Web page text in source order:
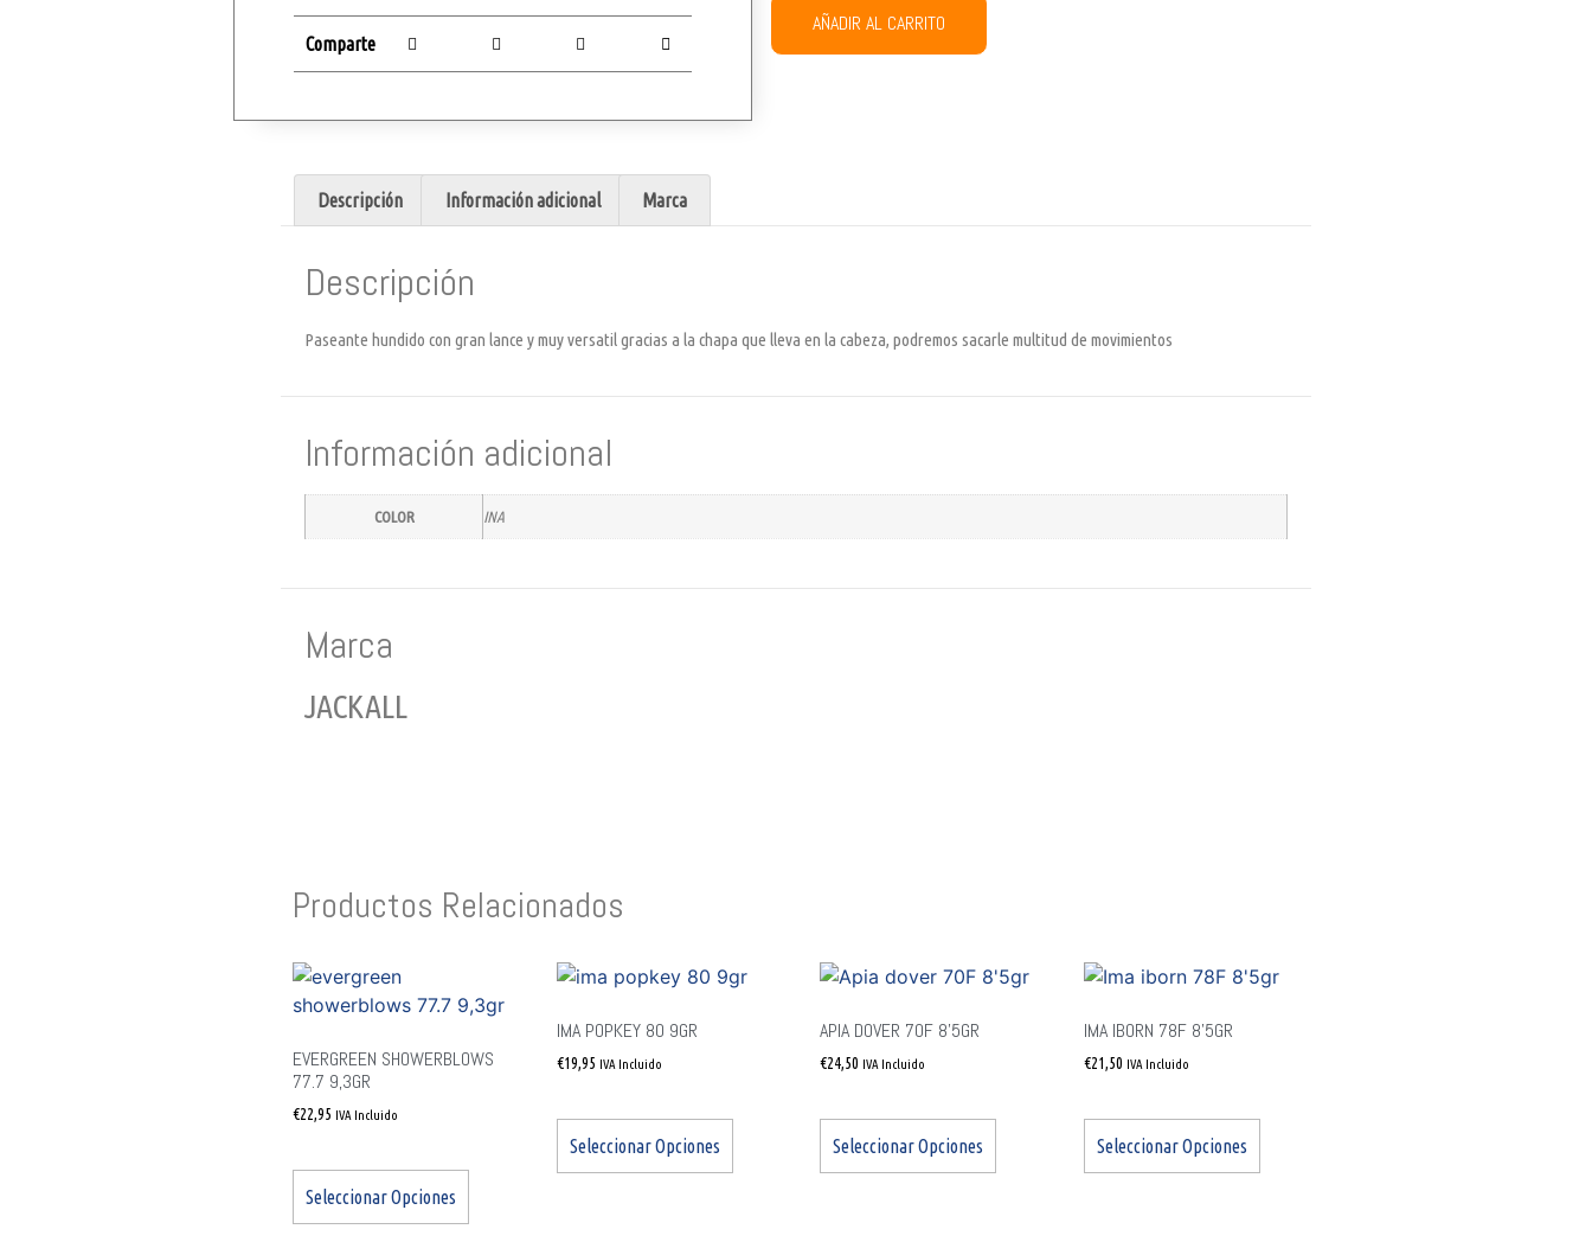
Comparte
AÑADIR AL CARRITO
Descripción Información adicional Marca
Descripción
Paseante hundido con gran lance y muy versatil gracias a la chapa que lleva en la cabeza, podremos sacarle multitud de movimientos
Información adicional
COLOR INA
Marca
JACKALL
Productos Relacionados
EVERGREEN SHOWERBLOWS
77.7 9,3GR
€22,95 IVA Incluido
Seleccionar Opciones
IMA POPKEY 80 9GR
€19,95 IVA Incluido
Seleccionar Opciones
APIA DOVER 70F 8’5GR
€24,50 IVA Incluido
Seleccionar Opciones
IMA IBORN 78F 8’5GR
€21,50 IVA Incluido
Seleccionar Opciones